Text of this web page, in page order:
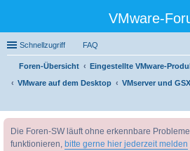
VMware-
Schnellzugriff FAQ
Foren-Übersicht
Eingestellte VMware-
VMware auf dem Desktop
VMserver und GSX
Die Foren-SW läuft ohne erkennbare
funktionieren, bitte gerne hier jederzeit melden